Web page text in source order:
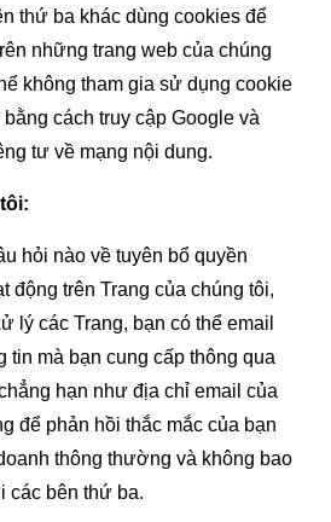
thứ ba khác dùng cookies để
những trang web của chúng
không tham gia sử dụng cookie
cách truy cập Google và
tư về mạng nội dung.
hỏi nào về tuyên bổ quyền
động trên Trang của chúng tôi,
lý các Trang, bạn có thể email
tin mà bạn cung cấp thông qua
hạn như địa chỉ email của
để phản hồi thắc mắc của bạn
thông thường và không bao
các bên thứ ba.